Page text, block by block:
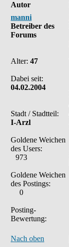
Autor
manni
Betreiber des
Forums
Alter: 47
Dabei seit:
04.02.2004
Stadt / Stadtteil:
I-Arzl
Goldene Weichen
des Users:
973
Goldene Weichen
des Postings:
0
Posting-
Bewertung:
Nach oben